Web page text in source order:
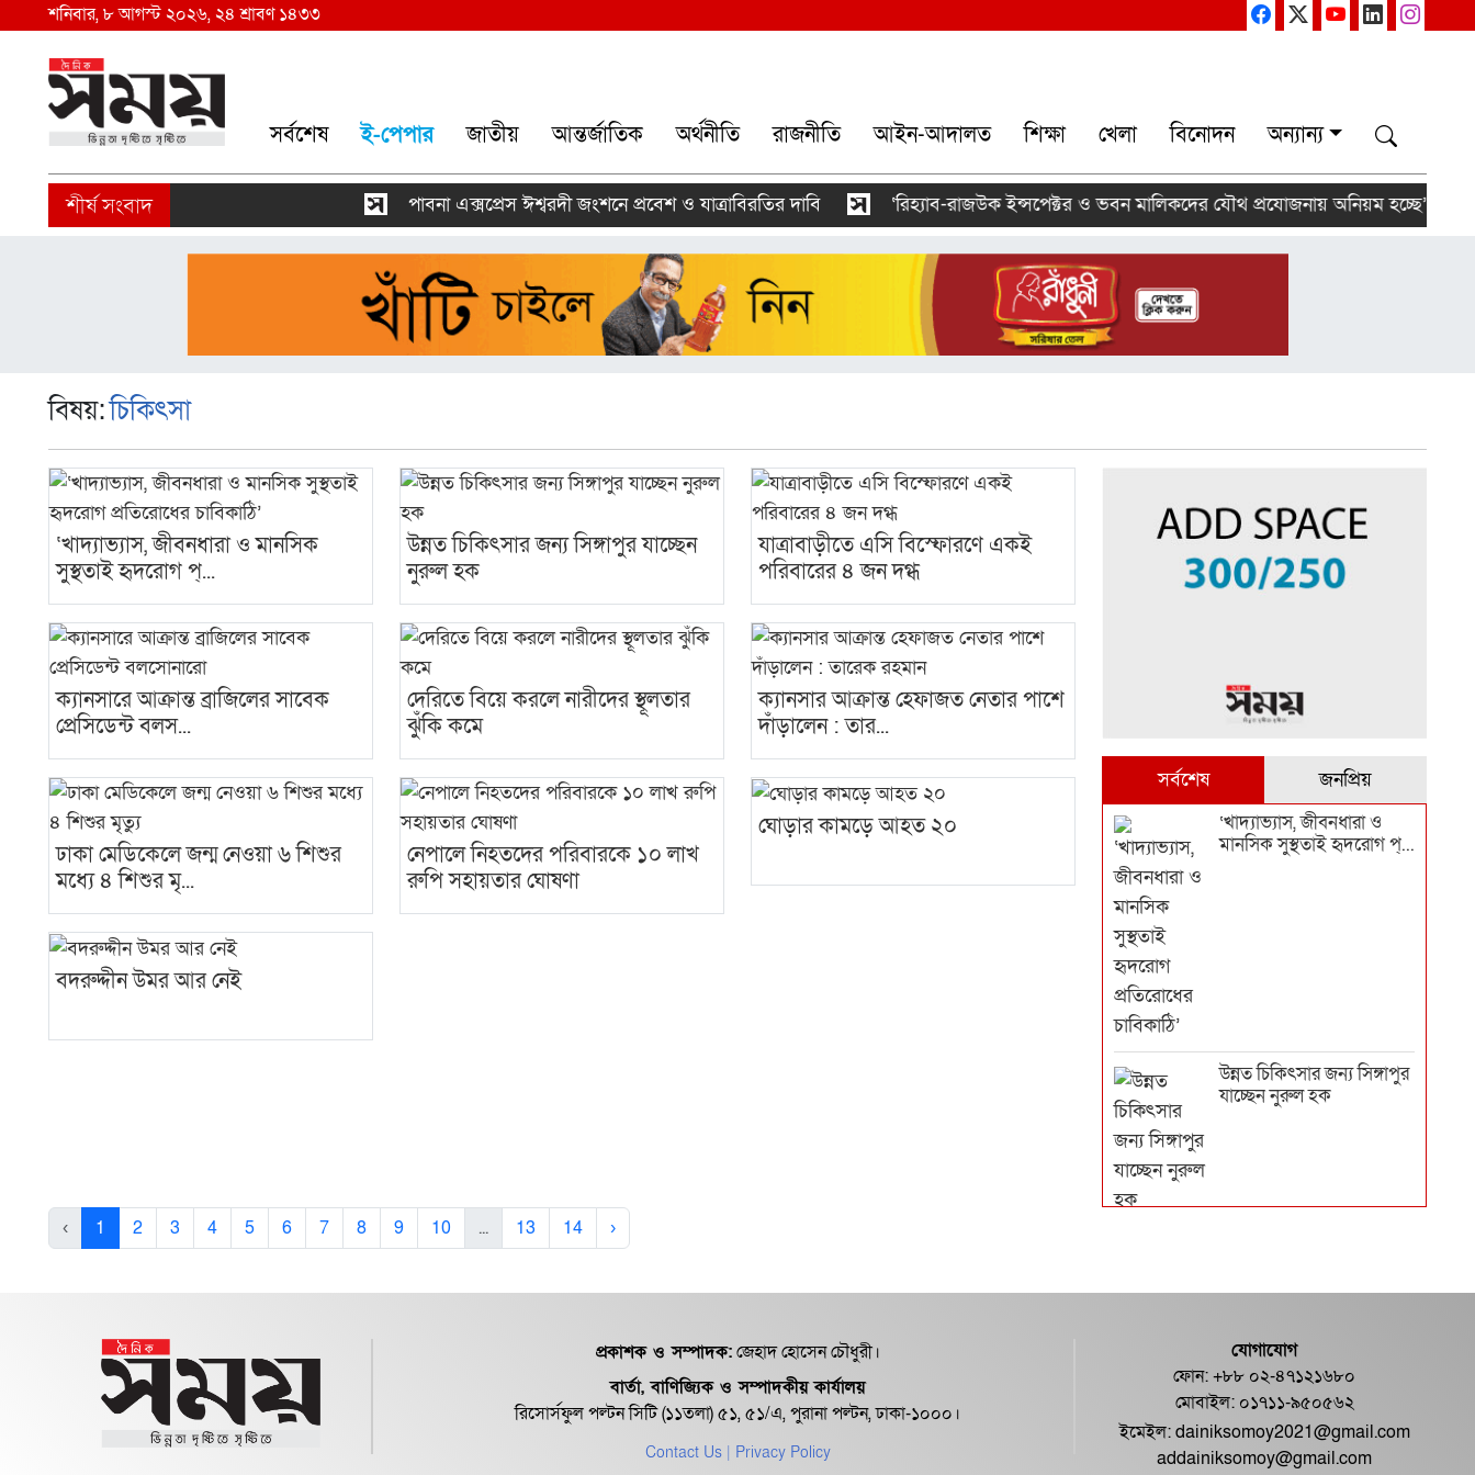
শনিবার, ৮ আগস্ট ২০২৬, ২৪ শ্রাবণ ১৪৩৩
সর্বশেষ ই-পেপার জাতীয় আন্তর্জাতিক অর্থনীতি রাজনীতি আইন-আদালত শিক্ষা খেলা বিনোদন অন্যান্য
পাবনা এক্সপ্রেস ঈশ্বরদী জংশনে প্রবেশ ও যাত্রাবিরতির দাবি ‘রিহ্যাব-রাজউক ইন্সপেক্টর ও ভবন মালিকদের যৌথ প্রযোজনায় অনিয়ম হচ্ছে’
বিষয়:চিকিৎসা
‘খাদ্যাভ্যাস, জীবনধারা ও মানসিক
সুস্থতাই হৃদরোগ প্...
উন্নত চিকিৎসার জন্য সিঙ্গাপুর যাচ্ছেন
নুরুল হক
যাত্রাবাড়ীতে এসি বিস্ফোরণে একই
পরিবারের ৪ জন দগ্ধ
ক্যানসারে আক্রান্ত ব্রাজিলের সাবেক
প্রেসিডেন্ট বলস...
দেরিতে বিয়ে করলে নারীদের স্থূলতার
ঝুঁকি কমে
ক্যানসার আক্রান্ত হেফাজত নেতার পাশে
দাঁড়ালেন : তার...
ঢাকা মেডিকেলে জন্ম নেওয়া ৬ শিশুর
মধ্যে ৪ শিশুর মৃ...
নেপালে নিহতদের পরিবারকে ১০ লাখ
রুপি সহায়তার ঘোষণা
ঘোড়ার কামড়ে আহত ২০
বদরুদ্দীন উমর আর নেই
সর্বশেষ
জনপ্রিয়
‘খাদ্যাভ্যাস, জীবনধারা ও
মানসিক সুস্থতাই হৃদরোগ প্...
উন্নত চিকিৎসার জন্য সিঙ্গাপুর
যাচ্ছেন নুরুল হক
ক্যানসারে আক্রান্ত ব্রাজিলের
‹ 1 2 3 4 5 6 7 8 9 10 ... 13 14 ›
প্রকাশক ও সম্পাদক:জেহাদ হোসেন চৌধুরী।
বার্তা, বাণিজ্যিক ও সম্পাদকীয় কার্যালয়
রিসোর্সফুল পল্টন সিটি (১১তলা) ৫১, ৫১/এ, পুরানা পল্টন, ঢাকা-১০০০।
Contact Us | Privacy Policy
যোগাযোগ
ফোন: +৮৮ ০২-৪৭১২১৬৮০
মোবাইল: ০১৭১১-৯৫০৫৬২
ইমেইল:dainiksomoy2021@gmail.com
addainiksomoy@gmail.com